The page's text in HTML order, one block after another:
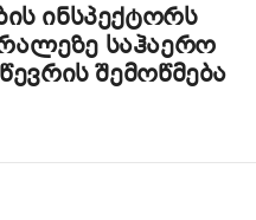
ინსპექტორს
საჰაერო
შემოწმება